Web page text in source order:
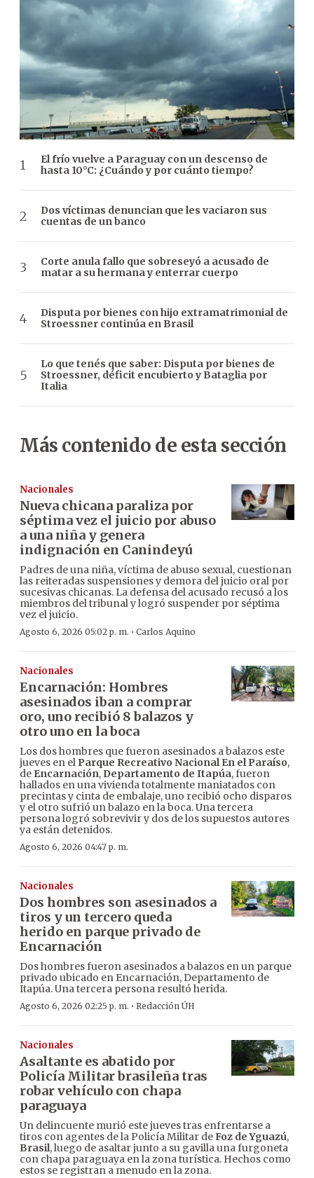
El frío vuelve a Paraguay con un descenso de
hasta 10°C: ¿Cuándo y por cuánto tiempo?
Dos víctimas denuncian que les vaciaron sus
cuentas de un banco
Corte anula fallo que sobreseyó a acusado de
matar a su hermana y enterrar cuerpo
Disputa por bienes con hijo extramatrimonial de
Stroessner continúa en Brasil
Lo que tenés que saber: Disputa por bienes de
Stroessner, déficit encubierto y Bataglia por
Italia
Más contenido de esta sección
Nacionales
Nueva chicana paraliza por
séptima vez el juicio por abuso
a una niña y genera
indignación en Canindeyú
Padres de una niña, víctima de abuso sexual, cuestionan
las reiteradas suspensiones y demora del juicio oral por
sucesivas chicanas. La defensa del acusado recusó a los
miembros del tribunal y logró suspender por séptima
vez el juicio.
Agosto 6, 2026 05:02 p. m. · Carlos Aquino
Nacionales
Encarnación: Hombres
asesinados iban a comprar
oro, uno recibió 8 balazos y
otro uno en la boca
Los dos hombres que fueron asesinados a balazos este
jueves en el Parque Recreativo Nacional En el Paraíso,
de Encarnación, Departamento de Itapúa, fueron
hallados en una vivienda totalmente maniatados con
precintas y cinta de embalaje, uno recibió ocho disparos
y el otro sufrió un balazo en la boca. Una tercera
persona logró sobrevivir y dos de los supuestos autores
ya están detenidos.
Agosto 6, 2026 04:47 p. m.
Nacionales
Dos hombres son asesinados a
tiros y un tercero queda
herido en parque privado de
Encarnación
Dos hombres fueron asesinados a balazos en un parque
privado ubicado en Encarnación, Departamento de
Itapúa. Una tercera persona resultó herida.
Agosto 6, 2026 02:25 p. m. · Redacción ÚH
Nacionales
Asaltante es abatido por
Policía Militar brasileña tras
robar vehículo con chapa
paraguaya
Un delincuente murió este jueves tras enfrentarse a
tiros con agentes de la Policía Militar deFoz de Yguazú,
Brasil, luego de asaltar junto a su gavilla una furgoneta
con chapa paraguaya en la zona turística. Hechos como
estos se registran a menudo en la zona.